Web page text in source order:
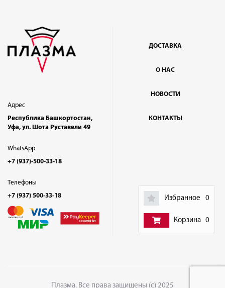
Избранное 0
Корзина 0
Адрес
Республика Башкортостан,
Уфа, ул. Шота Руставели 49
WhatsApp
+7 (937)-500-33-18
Телефоны
+7 (937) 500-33-18
ДОСТАВКА
О НАС
НОВОСТИ
КОНТАКТЫ
Плазма. Все права защищены (с) 2025